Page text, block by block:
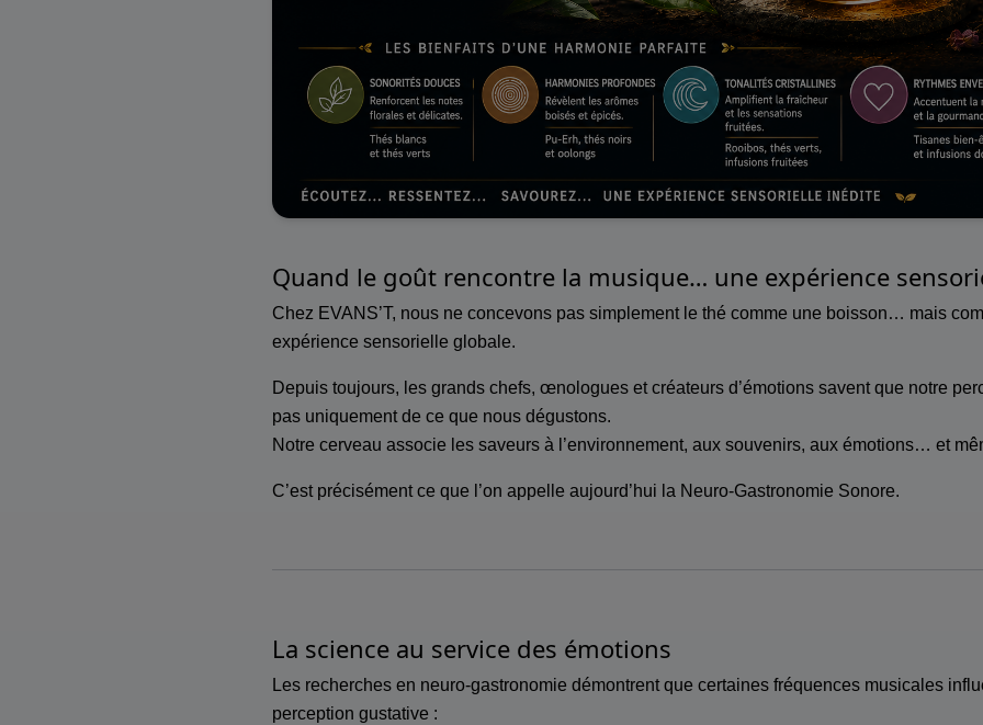
Quand le goût rencontre la musique… une expérience
Chez EVANS’T, nous ne concevons pas simplement le thé comme une boisson… mais
expérience sensorielle globale.
Depuis toujours, les grands chefs, œnologues et créateurs d’émotions savent que notre
pas uniquement de ce que nous dégustons.
Notre cerveau associe les saveurs à l’environnement, aux souvenirs, aux émotions… et
C’est précisément ce que l’on appelle aujourd’hui la Neuro-Gastronomie Sonore.
La science au service des émotions
Les recherches en neuro-gastronomie démontrent que certaines fréquences musicales
perception gustative :